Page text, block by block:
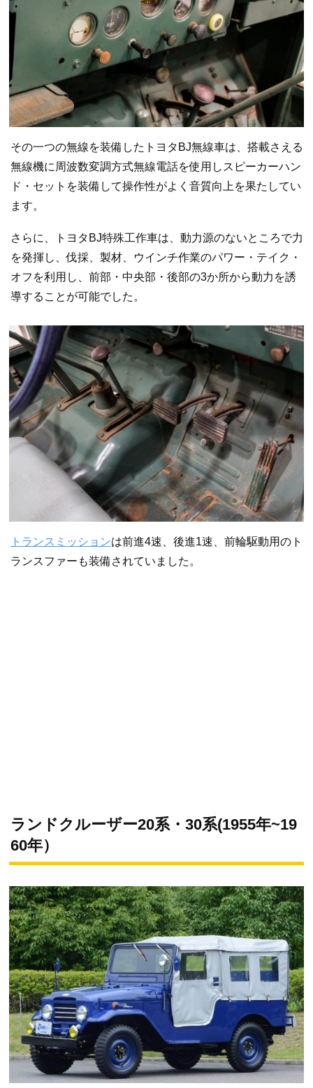
その一つの無線を装備したトヨタBJ無線車は、搭載さえる
無線機に周波数変調方式無線電話を使用しスピーカーハン
ド・セットを装備して操作性がよく音質向上を果たしてい
ます。
さらに、トヨタBJ特殊工作車は、動力源のないところで力
を発揮し、伐採、製材、ウインチ作業のパワー・テイク・
オフを利用し、前部・中央部・後部の3か所から動力を誘
導することが可能でした。
トランスミッションは前進4速、後進1速、前輪駆動用のト
ランスファーも装備されていました。
ランドクルーザー20系・30系(1955年~19
60年）